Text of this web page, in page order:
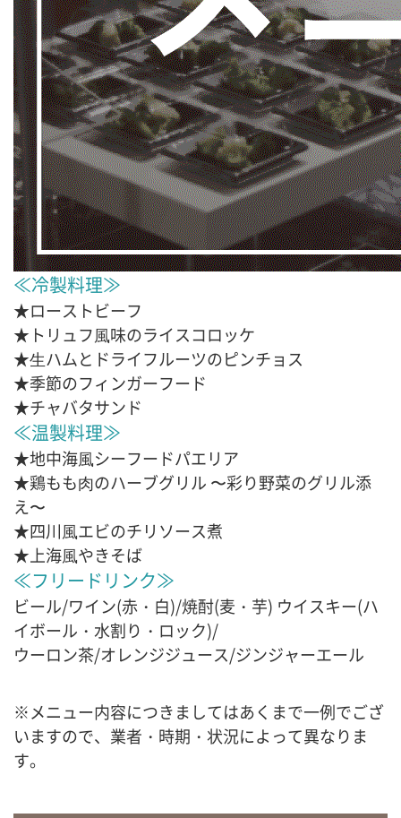
≪冷製料理≫
★ローストビーフ
★トリュフ⾵味のライスコロッケ
★⽣ハムとドライフルーツのピンチョス
★季節のフィンガーフード
★チャバタサンド
≪温製料理≫
★地中海⾵シーフードパエリア
★鶏もも⾁のハーブグリル 〜彩り野菜のグリル添
え〜
★四川⾵エビのチリソース煮
★上海⾵やきそば
≪フリードリンク≫
ビール/ワイン(赤・白)/焼酎(麦・芋) ウイスキー(ハ
イボール・水割り・ロック)/
ウーロン茶/オレンジジュース/ジンジャーエール
※メニュー内容につきましてはあくまで一例でござ
いますので、業者・時期・状況によって異なりま
す。